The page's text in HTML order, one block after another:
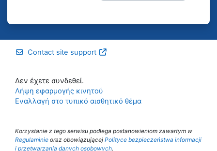
Contact site support
Δεν έχετε συνδεθεί.
Λήψη εφαρμογής κινητού
Εναλλαγή στο τυπικό αισθητικό θέμα
Korzystanie z tego serwisu podlega postanowieniom zawartym w
Regulaminie oraz obowiązującej Polityce bezpieczeństwa informacji
i przetwarzania danych osobowych.